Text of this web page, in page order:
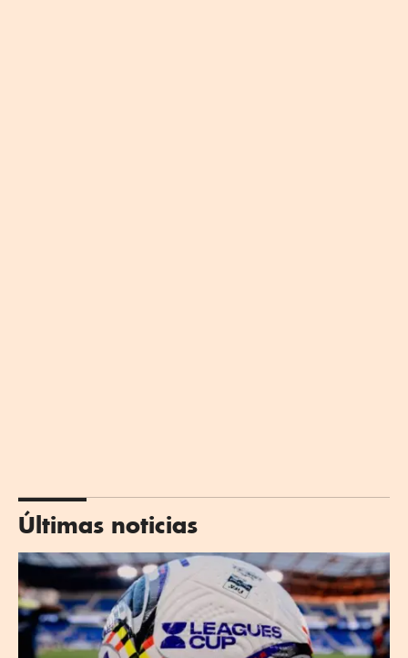
Últimas noticias